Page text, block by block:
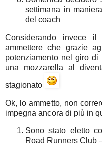
settimana in
del coach
Considerando invece
ammettere che grazie
potenziamento nel giro di
una mozzarella al
stagionato
Ok, lo ammetto, non
impegna ancora di più in
Sono stato eletto
Road Runners Club